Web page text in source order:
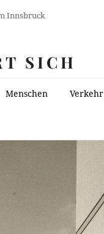
Innsbruck
SICH
Menschen Verkehr